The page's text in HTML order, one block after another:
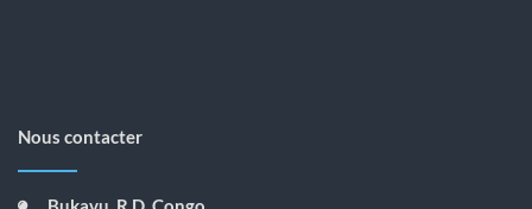
Nous contacter